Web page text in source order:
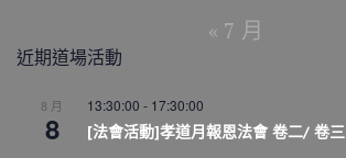
« 7 月
近期道場活動
8 月
8
13:30:00 - 17:30:00
[法會活動]孝道月報恩法會 卷二/ 卷三